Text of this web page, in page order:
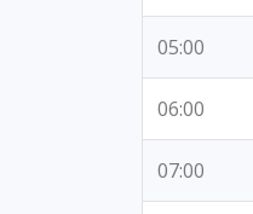
05:00
06:00
07:00